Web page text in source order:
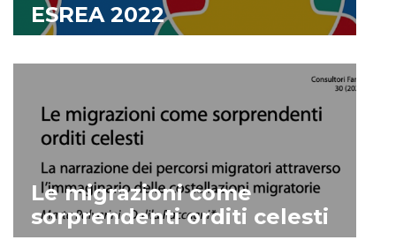
ESREA 2022
Le migrazioni come
sorprendenti orditi celesti